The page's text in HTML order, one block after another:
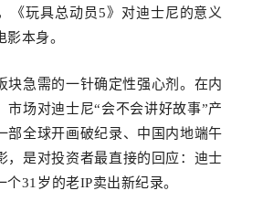
《玩具总动员5》 对迪士尼的意义
影本身。
块急需的一针确定性强心剂。在内
市场对迪士尼“会不会讲好故事”产
部全球开画破纪录、中国内地端午
，是对投资者最直接的回应：迪士
个31岁的老IP卖出新纪录。